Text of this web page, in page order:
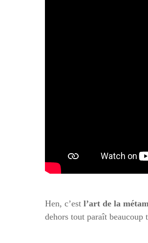
Hen, c’est l’art de la
dehors tout paraît beaucoup